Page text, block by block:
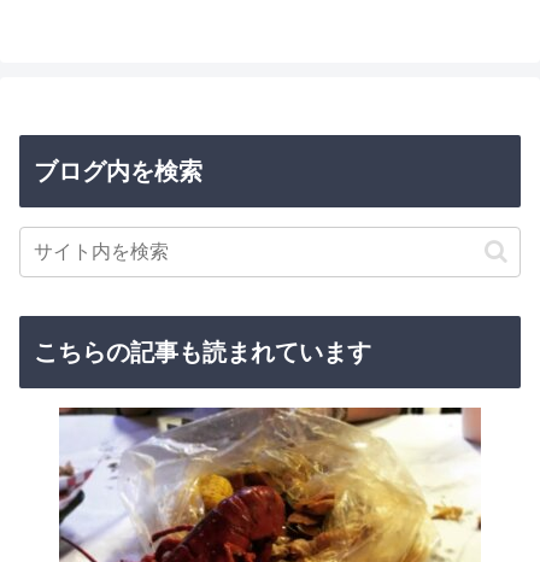
ブログ内を検索
こちらの記事も読まれています